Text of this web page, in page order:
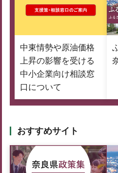
中東情勢や原油価格
上昇の影響を受ける
中小企業向け相談窓
口について
おすすめサイト